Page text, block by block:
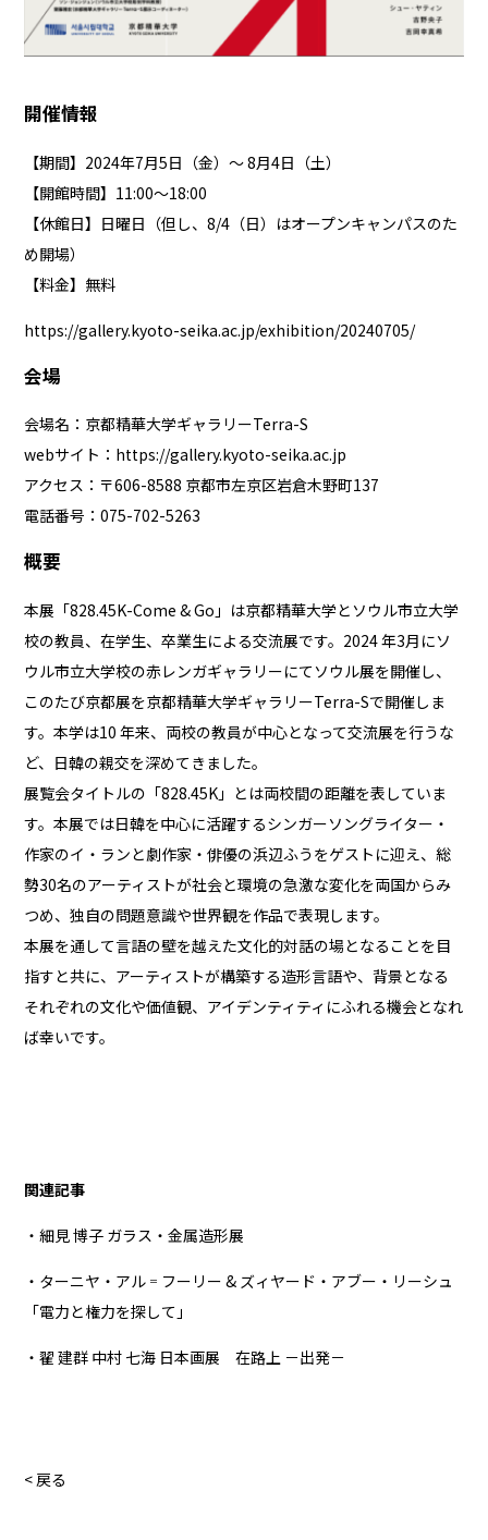
開催情報
【期間】2024年7月5日（金）〜 8月4日（土）
【開館時間】11:00～18:00
【休館日】日曜日（但し、8/4（日）はオープンキャンパスのた
め開場）
【料金】無料
https://gallery.kyoto-seika.ac.jp/exhibition/20240705/
会場
会場名：京都精華大学ギャラリーTerra-S
webサイト： https://gallery.kyoto-seika.ac.jp
アクセス：〒606-8588 京都市左京区岩倉木野町137
電話番号：075-702-5263
概要
本展「828.45K-Come & Go」は京都精華大学とソウル市立大学
校の教員、在学生、卒業生による交流展です。2024 年3月にソ
ウル市立大学校の赤レンガギャラリーにてソウル展を開催し、
このたび京都展を京都精華大学ギャラリーTerra-Sで開催しま
す。本学は10 年来、両校の教員が中心となって交流展を行うな
ど、日韓の親交を深めてきました。
展覧会タイトルの「828.45K」とは両校間の距離を表していま
す。本展では日韓を中心に活躍するシンガーソングライター・
作家のイ・ランと劇作家・俳優の浜辺ふうをゲストに迎え、総
勢30名のアーティストが社会と環境の急激な変化を両国からみ
つめ、独自の問題意識や世界観を作品で表現します。
本展を通して言語の壁を越えた文化的対話の場となることを目
指すと共に、アーティストが構築する造形言語や、背景となる
それぞれの文化や価値観、アイデンティティにふれる機会となれ
ば幸いです。
関連記事
・細見 博子 ガラス・金属造形展
・ターニヤ・アル゠フーリー & ズィヤード・アブー・リーシュ
「電力と権力を探して」
・翟 建群 中村 七海 日本画展 在路上 －出発－
< 戻る